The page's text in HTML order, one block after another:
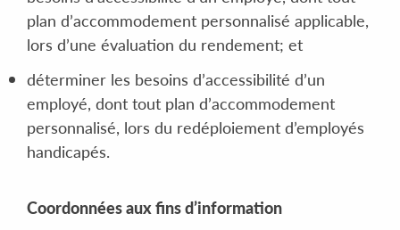
plan d’accommodement personnalisé applicable,
lors d’une évaluation du rendement; et
déterminer les besoins d’accessibilité d’un
employé, dont tout plan d’accommodement
personnalisé, lors du redéploiement d’employés
handicapés.
Coordonnées aux fins d’information